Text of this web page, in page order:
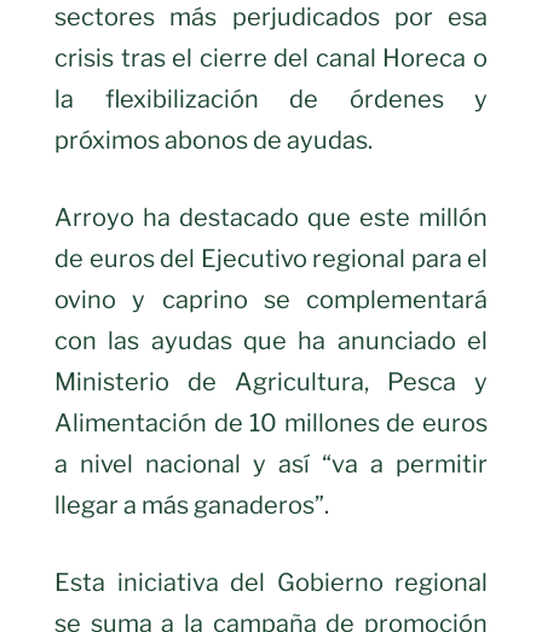
sectores más perjudicados por esa
crisis tras el cierre del canal Horeca o
la flexibilización de órdenes y
próximos abonos de ayudas.
Arroyo ha destacado que este millón
de euros del Ejecutivo regional para el
ovino y caprino se complementará
con las ayudas que ha anunciado el
Ministerio de Agricultura, Pesca y
Alimentación de 10 millones de euros
a nivel nacional y así “va a permitir
llegar a más ganaderos”.
Esta iniciativa del Gobierno regional
se suma a la campaña de promoción